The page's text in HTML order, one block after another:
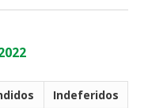
Indeferidos